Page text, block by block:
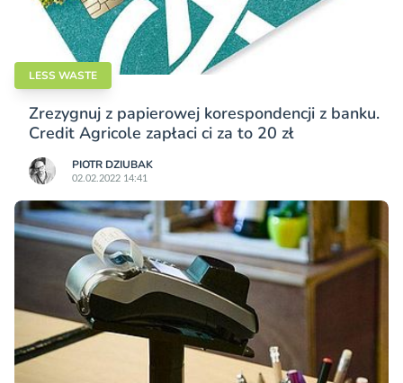
LESS WASTE
Zrezygnuj z papierowej korespondencji z banku.
Credit Agricole zapłaci ci za to 20 zł
PIOTR DZIUBAK
02.02.2022 14:41